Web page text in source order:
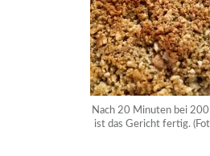
Nach 20 Minuten bei
ist das Gericht fertig.